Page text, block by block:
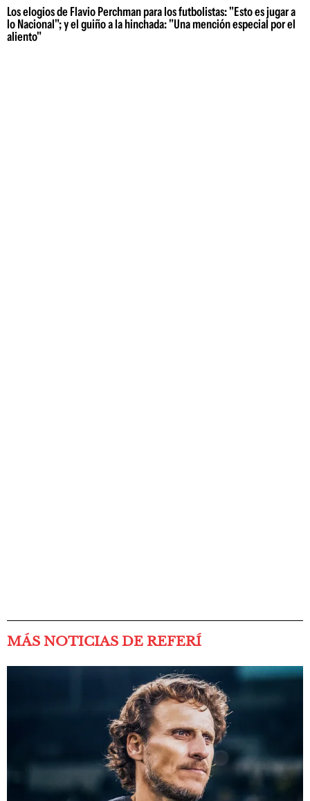
Los elogios de Flavio Perchman para los futbolistas: "Esto es jugar a
lo Nacional"; y el guiño a la hinchada: "Una mención especial por el
aliento"
MÁS NOTICIAS DE REFERÍ